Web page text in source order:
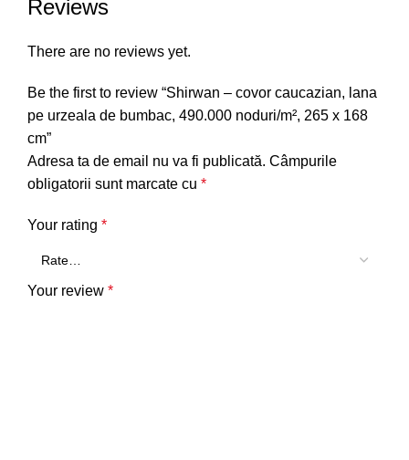
Reviews
There are no reviews yet.
Be the first to review “Shirwan – covor caucazian, lana
pe urzeala de bumbac, 490.000 noduri/m², 265 x 168
cm”
Adresa ta de email nu va fi publicată. Câmpurile
obligatorii sunt marcate cu *
Your rating *
Your review *